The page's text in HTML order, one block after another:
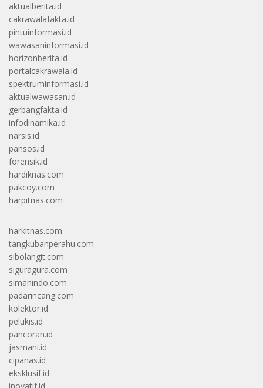
aktualberita.id
cakrawalafakta.id
pintuinformasi.id
wawasaninformasi.id
horizonberita.id
portalcakrawala.id
spektruminformasi.id
aktualwawasan.id
gerbangfakta.id
infodinamika.id
narsis.id
pansos.id
forensik.id
hardiknas.com
pakcoy.com
harpitnas.com
harkitnas.com
tangkubanperahu.com
sibolangit.com
siguragura.com
simanindo.com
padarincang.com
kolektor.id
pelukis.id
pancoran.id
jasmani.id
cipanas.id
eksklusif.id